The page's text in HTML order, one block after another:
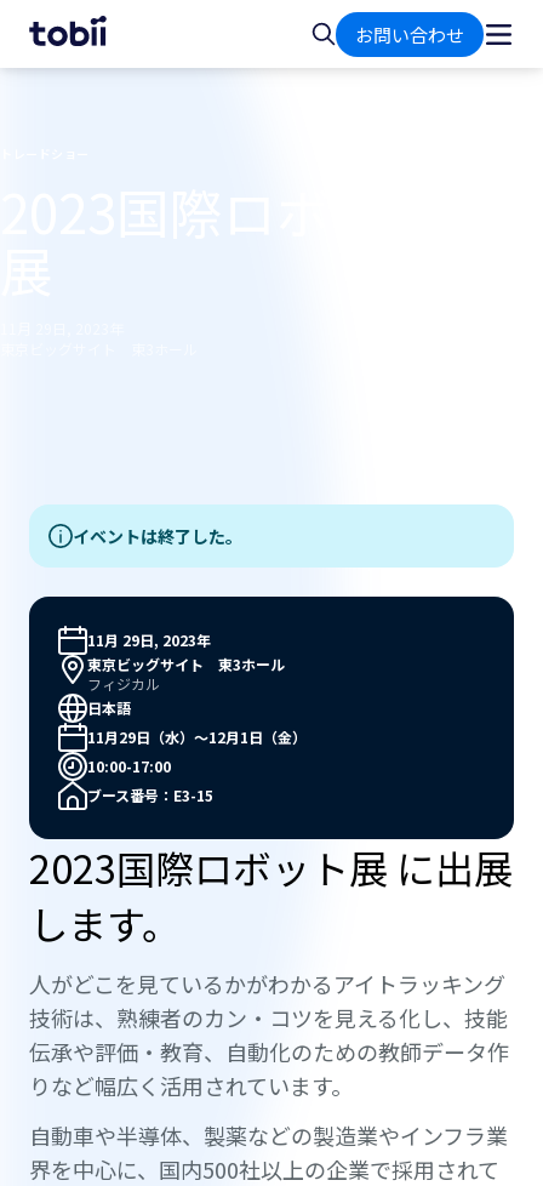
ー
検
索
お問い合わせ
イベントは終了した。
11月 29日, 2023年
東京ビッグサイト 東3ホール
フィジカル
日本語
11月29日（水）～12月1日（金）
10:00-17:00
ブース番号：E3-15
2023国際ロボット展 に出展
します。
人がどこを見ているかがわかるアイトラッキング
技術は、熟練者のカン・コツを見える化し、技能
伝承や評価・教育、自動化のための教師データ作
りなど幅広く活用されています。
自動車や半導体、製薬などの製造業やインフラ業
界を中心に、国内500社以上の企業で採用されて